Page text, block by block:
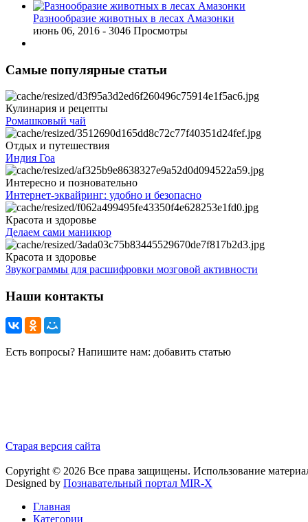
Разнообразие животных в лесах Амазонки
июнь 06, 2016 - 3046 Просмотры
Самые популярные статьи
Кулинария и рецепты
Ромашковый чай
Отдых и путешествия
Индия Гоа
Интересно и позновательно
Интернет-эквайринг: удобно и безопасно
Красота и здоровье
Делаем сами маникюр
Красота и здоровье
Звукограммы для расшифровки мозговой активности
Наши контакты
Есть вопросы? Напишите нам: добавить статью
Старая версия сайта
Copyright © 2026 Все права защищены. Использование
Designed by Познавательный портал MIR-X
Главная
Категории